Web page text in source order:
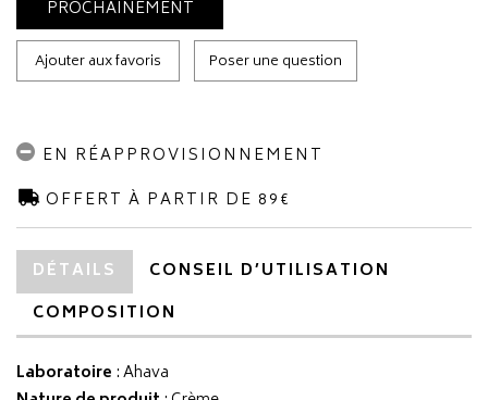
PROCHAINEMENT
Ajouter aux favoris Poser une question
EN RÉAPPROVISIONNEMENT
OFFERT À PARTIR DE 89€
DÉTAILS
CONSEIL D’UTILISATION
COMPOSITION
Laboratoire :Ahava